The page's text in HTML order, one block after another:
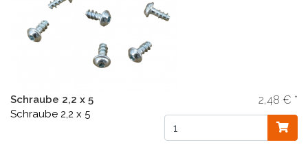
Schraube 2,2 x 5
Schraube 2,2 x 5
2,48 € *